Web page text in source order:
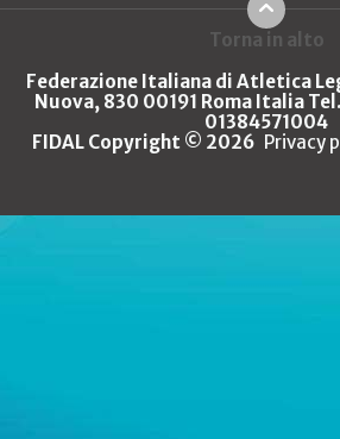
Torna in alto
Federazione Italiana di Atletica
Nuova, 830 00191 Roma Italia
01384571004
FIDAL Copyright © 2026 Privacy